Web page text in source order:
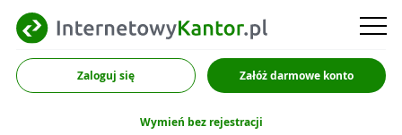
Zaloguj się Załóż darmowe konto
Wymień bez rejestracji